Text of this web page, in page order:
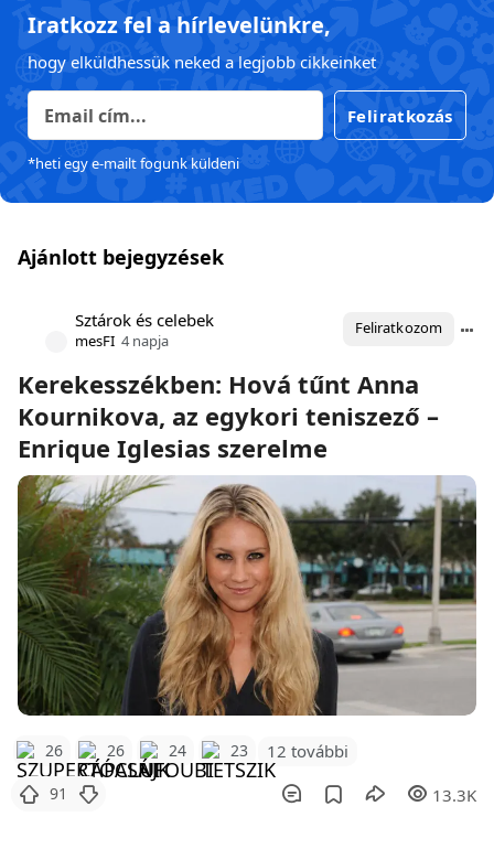
Iratkozz fel a hírlevelünkre,
hogy elküldhessük neked a legjobb cikkeinket
Feliratkozás
*heti egy e-mailt fogunk küldeni
Ajánlott bejegyzések
Sztárok és celebek
mesFI 4 napja
Feliratkozom
Kerekesszékben: Hová tűnt Anna
Kournikova, az egykori teniszező –
Enrique Iglesias szerelme
26 26 24 23 12 további
91 13.3K